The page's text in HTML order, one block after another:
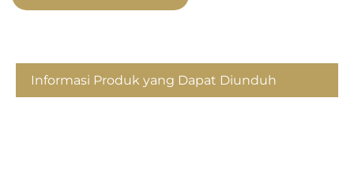
Informasi Produk yang Dapat Diunduh